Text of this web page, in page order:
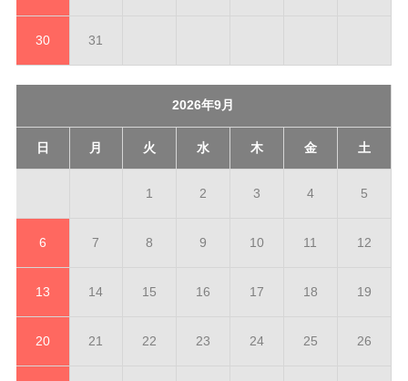
30 31
2026年9月
日 月 火 水 木 金 土
1 2 3 4 5
6 7 8 9 10 11 12
13 14 15 16 17 18 19
20 21 22 23 24 25 26